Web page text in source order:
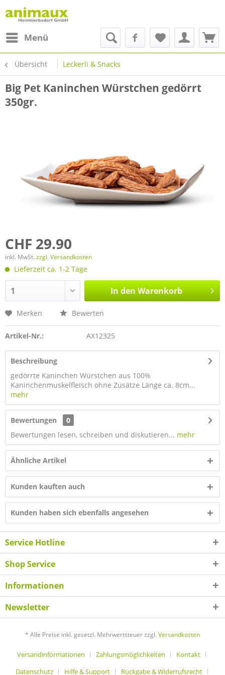
Menü
Übersicht Leckerli & Snacks
Big Pet Kaninchen Würstchen gedörrt
350gr.
CHF 29.90
inkl. MwSt. zzgl. Versandkosten
Lieferzeit ca. 1-2 Tage
In den Warenkorb
Merken Bewerten
Artikel-Nr.: AX12325
Beschreibung
gedörrte Kaninchen Würstchen aus 100%
Kaninchenmuskelfleisch ohne Zusätze Länge ca. 8cm...
mehr
Bewertungen
0
Bewertungen lesen, schreiben und diskutieren... mehr
Ähnliche Artikel
Kunden kauften auch
Kunden haben sich ebenfalls angesehen
Service Hotline
Shop Service
Informationen
Newsletter
* Alle Preise inkl. gesetzl. Mehrwertsteuer zzgl. Versandkosten
Versandinformationen Zahlungsmöglichkeiten
Kontakt
Datenschutz
Hilfe & Support Rückgabe & Widerrufsrecht